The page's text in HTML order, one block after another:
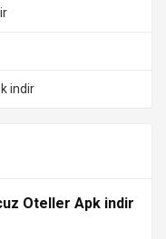
indir
Oteller Apk indir